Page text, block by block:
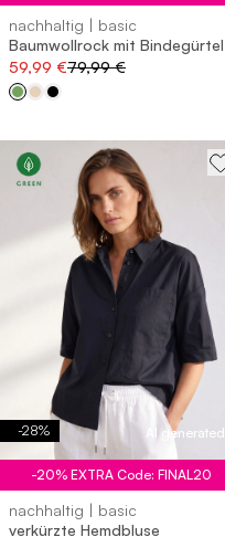
nachhaltig | basic
Baumwollrock mit Bindegürtel
59,99 €79,99 €
-28% AI generated
-20% EXTRA Code: FINAL20
nachhaltig | basic
verkürzte Hemdbluse